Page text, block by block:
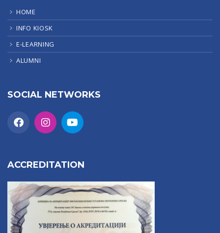
HOME
INFO KIOSK
E-LEARNING
ALUMNI
SOCIAL NETWORKS
ACCREDITATION